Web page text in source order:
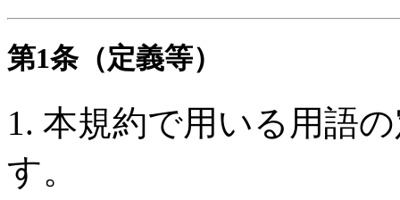
第1条（定義等）
1. 本規約で用いる用語
す。